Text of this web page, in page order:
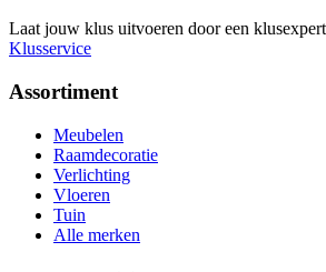
Laat jouw klus uitvoeren door een
Klusservice
Assortiment
Meubelen
Raamdecoratie
Verlichting
Vloeren
Tuin
Alle merken